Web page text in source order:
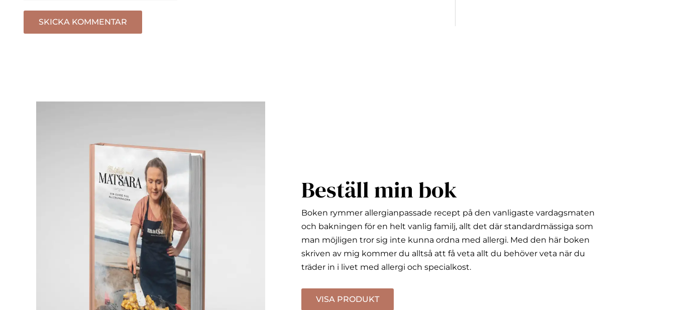
Beställ min bok
Boken rymmer allergianpassade recept på den vanligaste vardagsmaten
och bakningen för en helt vanlig familj, allt det där standardmässiga som
man möjligen tror sig inte kunna ordna med allergi. Med den här boken
skriven av mig kommer du alltså att få veta allt du behöver veta när du
träder in i livet med allergi och specialkost.
VISA PRODUKT